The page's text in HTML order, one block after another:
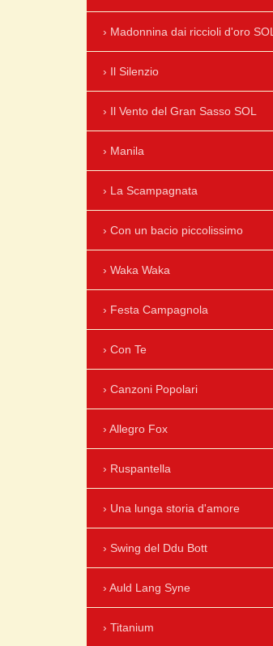
Madonnina dai riccioli d'oro SOL
Il Silenzio
Il Vento del Gran Sasso SOL
Manila
La Scampagnata
Con un bacio piccolissimo
Waka Waka
Festa Campagnola
Con Te
Canzoni Popolari
Allegro Fox
Ruspantella
Una lunga storia d'amore
Swing del Ddu Bott
Auld Lang Syne
Titanium